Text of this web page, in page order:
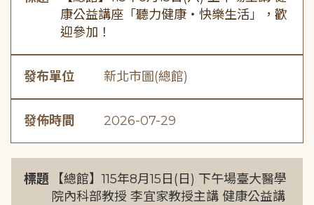
康公益講座「聽力健康・快樂生活」，歡
迎參加！
發布單位 新北市圖(總館)
發佈時間 2026-07-29
標題
【總館】115年8月15日(日) 下午場臺大醫學
院內科部教授 李宜家教授主講 健康公益講